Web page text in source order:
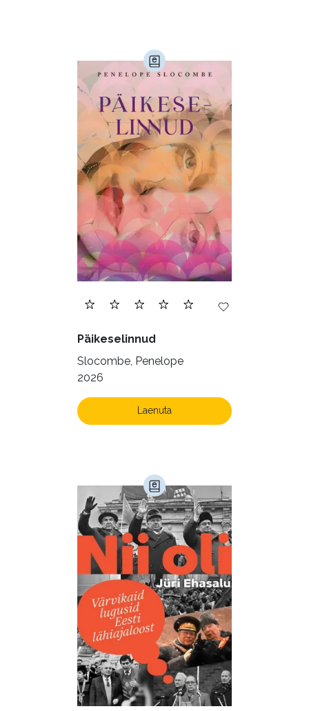
Päikeselinnud
Slocombe, Penelope
2026
Laenuta